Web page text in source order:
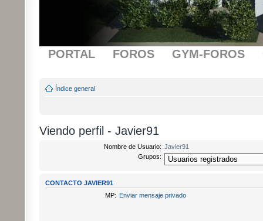
PORTAL FOROS GYM-FOROS
Índice general
Viendo perfil - Javier91
Nombre de Usuario: Javier91
Grupos:
CONTACTO JAVIER91
MP: Enviar mensaje privado